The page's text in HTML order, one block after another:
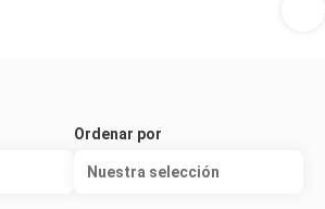
Ordenar por
Nuestra selección